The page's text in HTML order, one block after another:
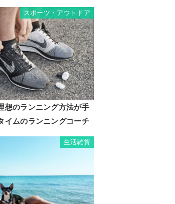
スポーツ・アウトドア
想のランニング方法が手
イムのランニングコーチ
生活雑貨